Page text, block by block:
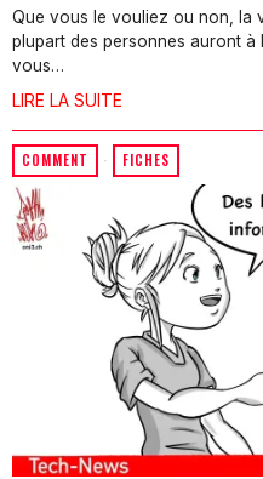
Que vous le vouliez ou non, la
plupart des personnes auront à
vous…
LIRE LA SUITE
COMMENT · FICHES